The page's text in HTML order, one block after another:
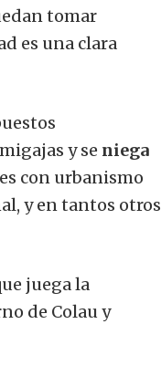
tomar
es una clara
y se niega
con urbanismo
y en tantos otros
juega la
de Colau y